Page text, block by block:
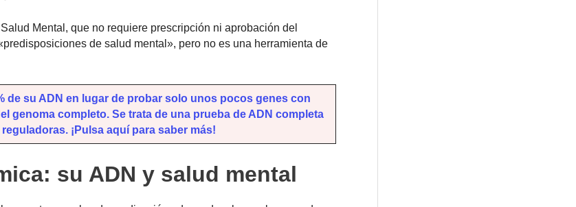
Mental, que no requiere prescripción ni aprobación del
de salud mental», pero no es una herramienta de
de su ADN en lugar de probar solo unos pocos genes con
genoma completo. Se trata de una prueba de ADN completa
¡Pulsa aquí para saber más!
su ADN y salud mental